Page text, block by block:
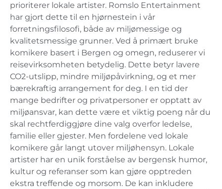
prioriterer lokale artister. Romslo Entertainment
har gjort dette til en hjørnestein i vår
forretningsfilosofi, både av miljømessige og
kvalitetsmessige grunner. Ved å primært bruke
komikere basert i Bergen og omegn, reduserer vi
reisevirksomheten betydelig. Dette betyr lavere
CO2-utslipp, mindre miljøpåvirkning, og et mer
bærekraftig arrangement for deg. I en tid der
mange bedrifter og privatpersoner er opptatt av
miljøansvar, kan dette være et viktig poeng når du
skal rechtferdiggjøre dine valg overfor ledelse,
familie eller gjester. Men fordelene ved lokale
komikere går langt utover miljøhensyn. Lokale
artister har en unik forståelse av bergensk humor,
kultur og referanser som kan gjøre opptreden
ekstra treffende og morsom. De kan inkludere